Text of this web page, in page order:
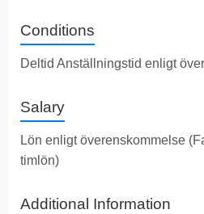
Conditions
Deltid Anställningstid enligt
Salary
Lön enligt överenskommelse
timlön)
Additional Information